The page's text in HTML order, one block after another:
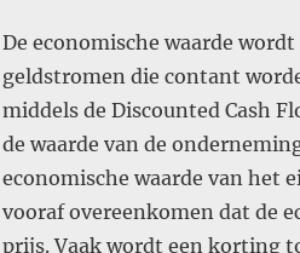
De economische waarde
geldstromen die contant
middels de Discounted Cash
de waarde van de
economische waarde van het
vooraf overeenkomen dat de
prijs. Vaak wordt een korting